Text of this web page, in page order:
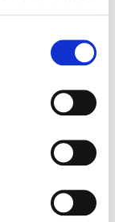
in qualsiasi
facendo clic
di qualche